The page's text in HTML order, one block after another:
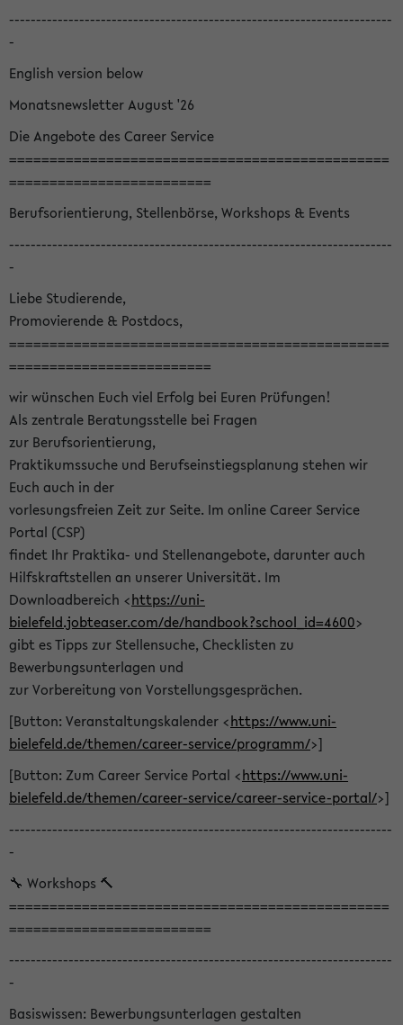
-----------------------------------------------------------------------
-
English version below
Monatsnewsletter August '26
Die Angebote des Career Service
===============================================
=========================
Berufsorientierung, Stellenbörse, Workshops & Events
-----------------------------------------------------------------------
-
Liebe Studierende,
Promovierende & Postdocs,
===============================================
=========================
wir wünschen Euch viel Erfolg bei Euren Prüfungen!
Als zentrale Beratungsstelle bei Fragen
zur Berufsorientierung,
Praktikumssuche und Berufseinstiegsplanung stehen wir
Euch auch in der
vorlesungsfreien Zeit zur Seite. Im online Career Service
Portal (CSP)
findet Ihr Praktika- und Stellenangebote, darunter auch
Hilfskraftstellen an unserer Universität. Im
Downloadbereich <https://uni-
bielefeld.jobteaser.com/de/handbook?school_id=4600>
gibt es Tipps zur Stellensuche, Checklisten zu
Bewerbungsunterlagen und
zur Vorbereitung von Vorstellungsgesprächen.
[Button: Veranstaltungskalender <https://www.uni-
bielefeld.de/themen/career-service/programm/>]
[Button: Zum Career Service Portal <https://www.uni-
bielefeld.de/themen/career-service/career-service-portal/>]
-----------------------------------------------------------------------
-
🔧 Workshops 🔨
===============================================
=========================
-----------------------------------------------------------------------
-
Basiswissen: Bewerbungsunterlagen gestalten